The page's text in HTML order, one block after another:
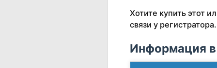
Хотите купить этот
связи у регистратора.
Информация в